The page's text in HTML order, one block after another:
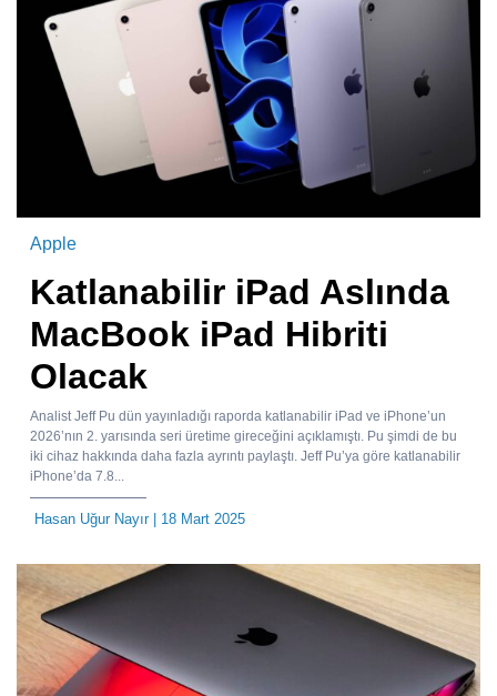
Apple
Katlanabilir iPad Aslında
MacBook iPad Hibriti
Olacak
Analist Jeff Pu dün yayınladığı raporda katlanabilir iPad ve iPhone’un
2026’nın 2. yarısında seri üretime gireceğini açıklamıştı. Pu şimdi de bu
iki cihaz hakkında daha fazla ayrıntı paylaştı. Jeff Pu’ya göre katlanabilir
iPhone’da 7.8...
Hasan Uğur Nayır| 18 Mart 2025